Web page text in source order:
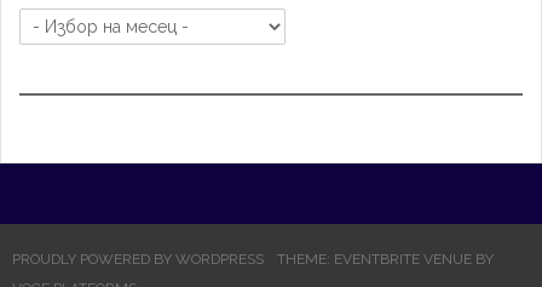
АРХИВ
PROUDLY POWERED BY WORDPRESS
THEME: EVENTBRITE VENUE BY